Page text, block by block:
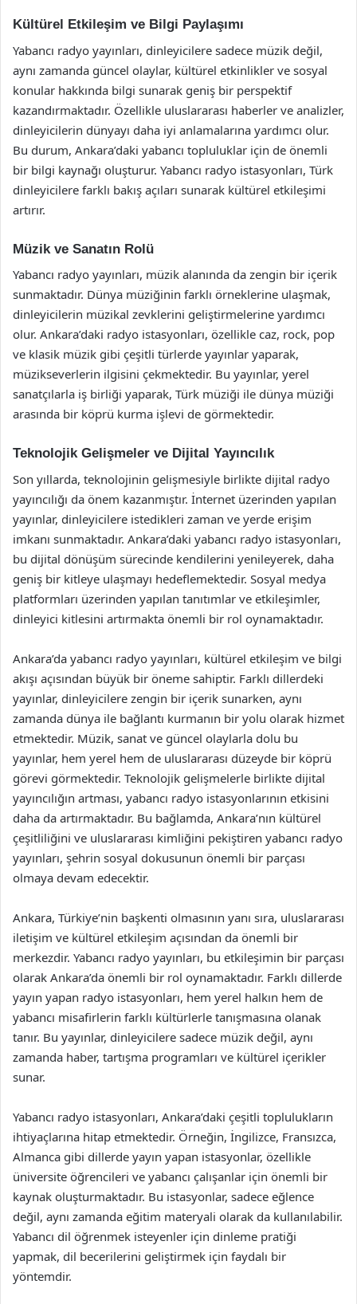
Kültürel Etkileşim ve Bilgi Paylaşımı
Yabancı radyo yayınları, dinleyicilere sadece müzik değil,
aynı zamanda güncel olaylar, kültürel etkinlikler ve sosyal
konular hakkında bilgi sunarak geniş bir perspektif
kazandırmaktadır. Özellikle uluslararası haberler ve analizler,
dinleyicilerin dünyayı daha iyi anlamalarına yardımcı olur.
Bu durum, Ankara’daki yabancı topluluklar için de önemli
bir bilgi kaynağı oluşturur. Yabancı radyo istasyonları, Türk
dinleyicilere farklı bakış açıları sunarak kültürel etkileşimi
artırır.
Müzik ve Sanatın Rolü
Yabancı radyo yayınları, müzik alanında da zengin bir içerik
sunmaktadır. Dünya müziğinin farklı örneklerine ulaşmak,
dinleyicilerin müzikal zevklerini geliştirmelerine yardımcı
olur. Ankara’daki radyo istasyonları, özellikle caz, rock, pop
ve klasik müzik gibi çeşitli türlerde yayınlar yaparak,
müzikseverlerin ilgisini çekmektedir. Bu yayınlar, yerel
sanatçılarla iş birliği yaparak, Türk müziği ile dünya müziği
arasında bir köprü kurma işlevi de görmektedir.
Teknolojik Gelişmeler ve Dijital Yayıncılık
Son yıllarda, teknolojinin gelişmesiyle birlikte dijital radyo
yayıncılığı da önem kazanmıştır. İnternet üzerinden yapılan
yayınlar, dinleyicilere istedikleri zaman ve yerde erişim
imkanı sunmaktadır. Ankara’daki yabancı radyo istasyonları,
bu dijital dönüşüm sürecinde kendilerini yenileyerek, daha
geniş bir kitleye ulaşmayı hedeflemektedir. Sosyal medya
platformları üzerinden yapılan tanıtımlar ve etkileşimler,
dinleyici kitlesini artırmakta önemli bir rol oynamaktadır.
Ankara’da yabancı radyo yayınları, kültürel etkileşim ve bilgi
akışı açısından büyük bir öneme sahiptir. Farklı dillerdeki
yayınlar, dinleyicilere zengin bir içerik sunarken, aynı
zamanda dünya ile bağlantı kurmanın bir yolu olarak hizmet
etmektedir. Müzik, sanat ve güncel olaylarla dolu bu
yayınlar, hem yerel hem de uluslararası düzeyde bir köprü
görevi görmektedir. Teknolojik gelişmelerle birlikte dijital
yayıncılığın artması, yabancı radyo istasyonlarının etkisini
daha da artırmaktadır. Bu bağlamda, Ankara’nın kültürel
çeşitliliğini ve uluslararası kimliğini pekiştiren yabancı radyo
yayınları, şehrin sosyal dokusunun önemli bir parçası
olmaya devam edecektir.
Ankara, Türkiye’nin başkenti olmasının yanı sıra, uluslararası
iletişim ve kültürel etkileşim açısından da önemli bir
merkezdir. Yabancı radyo yayınları, bu etkileşimin bir parçası
olarak Ankara’da önemli bir rol oynamaktadır. Farklı dillerde
yayın yapan radyo istasyonları, hem yerel halkın hem de
yabancı misafirlerin farklı kültürlerle tanışmasına olanak
tanır. Bu yayınlar, dinleyicilere sadece müzik değil, aynı
zamanda haber, tartışma programları ve kültürel içerikler
sunar.
Yabancı radyo istasyonları, Ankara’daki çeşitli toplulukların
ihtiyaçlarına hitap etmektedir. Örneğin, İngilizce, Fransızca,
Almanca gibi dillerde yayın yapan istasyonlar, özellikle
üniversite öğrencileri ve yabancı çalışanlar için önemli bir
kaynak oluşturmaktadır. Bu istasyonlar, sadece eğlence
değil, aynı zamanda eğitim materyali olarak da kullanılabilir.
Yabancı dil öğrenmek isteyenler için dinleme pratiği
yapmak, dil becerilerini geliştirmek için faydalı bir
yöntemdir.